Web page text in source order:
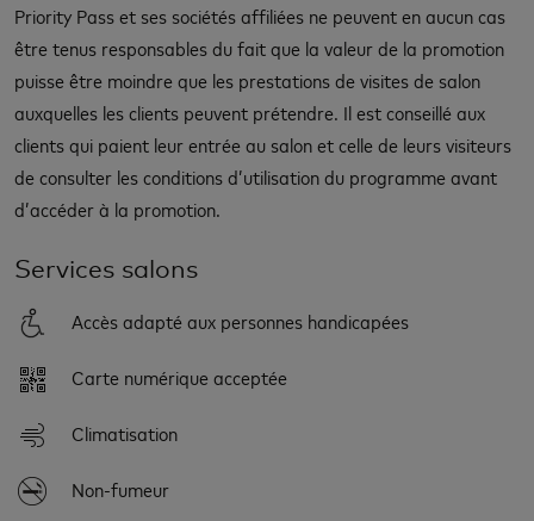
Priority Pass et ses sociétés affiliées ne peuvent en aucun cas
être tenus responsables du fait que la valeur de la promotion
puisse être moindre que les prestations de visites de salon
auxquelles les clients peuvent prétendre. Il est conseillé aux
clients qui paient leur entrée au salon et celle de leurs visiteurs
de consulter les conditions d’utilisation du programme avant
d’accéder à la promotion.
Services salons
Accès adapté aux personnes handicapées
Carte numérique acceptée
Climatisation
Non-fumeur